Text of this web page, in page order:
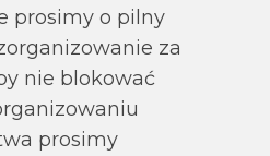
prosimy o pilny
za
nie blokować
prosimy